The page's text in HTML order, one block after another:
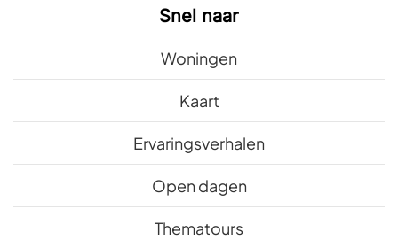
Snel naar
Woningen
Kaart
Ervaringsverhalen
Open dagen
Thematours